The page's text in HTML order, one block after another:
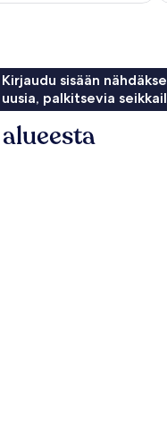
Kirjaudu sisään
uusia, palkitsevia